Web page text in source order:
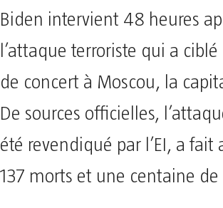
Biden intervient 48 heures
l’attaque terroriste qui a
de concert à Moscou, la
De sources officielles,
été revendiqué par l’EI, a fait
137 morts et une centaine de